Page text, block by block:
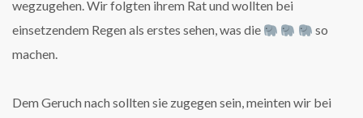
wegzugehen. Wir folgten ihrem Rat und wollten bei
einsetzendem Regen als erstes sehen, was die
so
machen.
Dem Geruch nach sollten sie zugegen sein, meinten wir bei